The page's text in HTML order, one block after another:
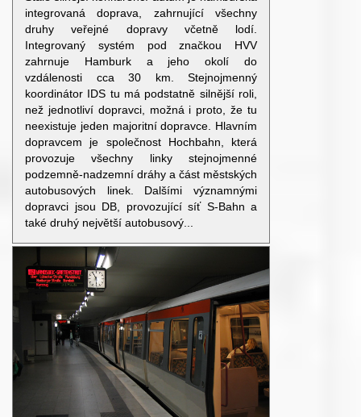
integrovaná doprava, zahrnující všechny
druhy veřejné dopravy včetně lodí.
Integrovaný systém pod značkou HVV
zahrnuje Hamburk a jeho okolí do
vzdálenosti cca 30 km. Stejnojmenný
koordinátor IDS tu má podstatně silnější roli,
než jednotliví dopravci, možná i proto, že tu
neexistuje jeden majoritní dopravce. Hlavním
dopravcem je společnost Hochbahn, která
provozuje všechny linky stejnojmenné
podzemně-nadzemní dráhy a část městských
autobusových linek. Dalšími významnými
dopravci jsou DB, provozující síť S-Bahn a
také druhý největší autobusový...